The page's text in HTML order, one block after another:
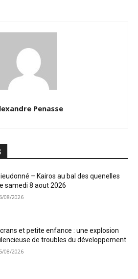
Penasse
– Kairos au bal des quenelles
samedi 8 aout 2026
08/2026
et petite enfance : une explosion
de troubles du développement
08/2026